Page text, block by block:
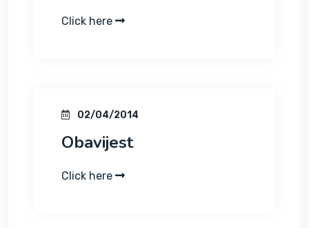
Click here
02/04/2014
Obavijest
Click here